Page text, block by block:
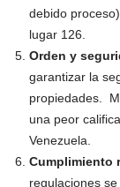
debido
lugar 126.
Orden y
garantizar la
propiedades.
una peor
Venezuela.
Cumplimiento
regulaciones